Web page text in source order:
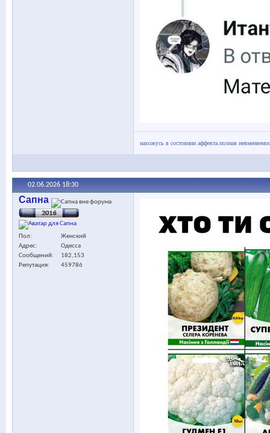
нахожусь в состоянии аффекта.полная
02.06.2026 18:30
Сапна
Пол
Женский
Адрес
Одесса
Сообщений
182,153
Репутация
459786